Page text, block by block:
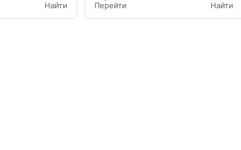
Найти
Перейти
Найти